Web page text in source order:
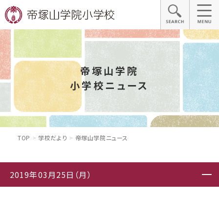
帝塚山学院
小学校ニュース
TOP 学校だより 帝塚山学院ニュース
2019年03月25日（月）